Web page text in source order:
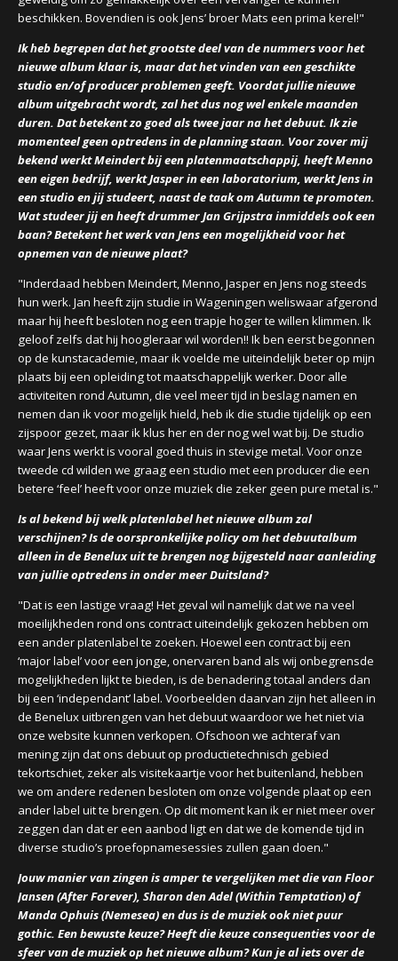
beschikken. Bovendien is ook Jens’ broer Mats een prima kerel!"
Ik heb begrepen dat het grootste deel van de nummers voor het
nieuwe album klaar is, maar dat het vinden van een geschikte
studio en/of producer problemen geeft. Voordat jullie nieuwe
album uitgebracht wordt, zal het dus nog wel enkele maanden
duren. Dat betekent zo goed als twee jaar na het debuut. Ik zie
momenteel geen optredens in de planning staan. Voor zover mij
bekend werkt Meindert bij een platenmaatschappij, heeft Menno
een eigen bedrijf, werkt Jasper in een laboratorium, werkt Jens in
een studio en jij studeert, naast de taak om Autumn te promoten.
Wat studeer jij en heeft drummer Jan Grijpstra inmiddels ook een
baan? Betekent het werk van Jens een mogelijkheid voor het
opnemen van de nieuwe plaat?
"Inderdaad hebben Meindert, Menno, Jasper en Jens nog steeds
hun werk. Jan heeft zijn studie in Wageningen weliswaar afgerond
maar hij heeft besloten nog een trapje hoger te willen klimmen. Ik
geloof zelfs dat hij hoogleraar wil worden!! Ik ben eerst begonnen
op de kunstacademie, maar ik voelde me uiteindelijk beter op mijn
plaats bij een opleiding tot maatschappelijk werker. Door alle
activiteiten rond Autumn, die veel meer tijd in beslag namen en
nemen dan ik voor mogelijk hield, heb ik die studie tijdelijk op een
zijspoor gezet, maar ik klus her en der nog wel wat bij. De studio
waar Jens werkt is vooral goed thuis in stevige metal. Voor onze
tweede cd wilden we graag een studio met een producer die een
betere ‘feel’ heeft voor onze muziek die zeker geen pure metal is."
Is al bekend bij welk platenlabel het nieuwe album zal
verschijnen? Is de oorspronkelijke policy om het debuutalbum
alleen in de Benelux uit te brengen nog bijgesteld naar aanleiding
van jullie optredens in onder meer Duitsland?
"Dat is een lastige vraag! Het geval wil namelijk dat we na veel
moeilijkheden rond ons contract uiteindelijk gekozen hebben om
een ander platenlabel te zoeken. Hoewel een contract bij een
‘major label’ voor een jonge, onervaren band als wij onbegrensde
mogelijkheden lijkt te bieden, is de benadering totaal anders dan
bij een ‘independant’ label. Voorbeelden daarvan zijn het alleen in
de Benelux uitbrengen van het debuut waardoor we het niet via
onze website kunnen verkopen. Ofschoon we achteraf van
mening zijn dat ons debuut op productietechnisch gebied
tekortschiet, zeker als visitekaartje voor het buitenland, hebben
we om andere redenen besloten om onze volgende plaat op een
ander label uit te brengen. Op dit moment kan ik er niet meer over
zeggen dan dat er een aanbod ligt en dat we de komende tijd in
diverse studio’s proefopnamesessies zullen gaan doen."
Jouw manier van zingen is amper te vergelijken met die van Floor
Jansen (After Forever), Sharon den Adel (Within Temptation) of
Manda Ophuis (Nemesea) en dus is de muziek ook niet puur
gothic. Een bewuste keuze? Heeft die keuze consequenties voor de
sfeer van de muziek op het nieuwe album? Kun je al iets over de